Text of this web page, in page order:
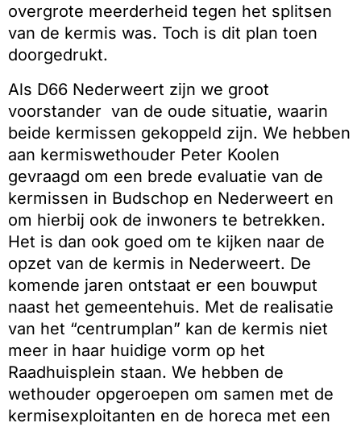
overgrote meerderheid tegen het splitsen
van de kermis was. Toch is dit plan toen
doorgedrukt.
Als D66 Nederweert zijn we groot
voorstander van de oude situatie, waarin
beide kermissen gekoppeld zijn. We hebben
aan kermiswethouder Peter Koolen
gevraagd om een brede evaluatie van de
kermissen in Budschop en Nederweert en
om hierbij ook de inwoners te betrekken.
Het is dan ook goed om te kijken naar de
opzet van de kermis in Nederweert. De
komende jaren ontstaat er een bouwput
naast het gemeentehuis. Met de realisatie
van het “centrumplan” kan de kermis niet
meer in haar huidige vorm op het
Raadhuisplein staan. We hebben de
wethouder opgeroepen om samen met de
kermisexploitanten en de horeca met een